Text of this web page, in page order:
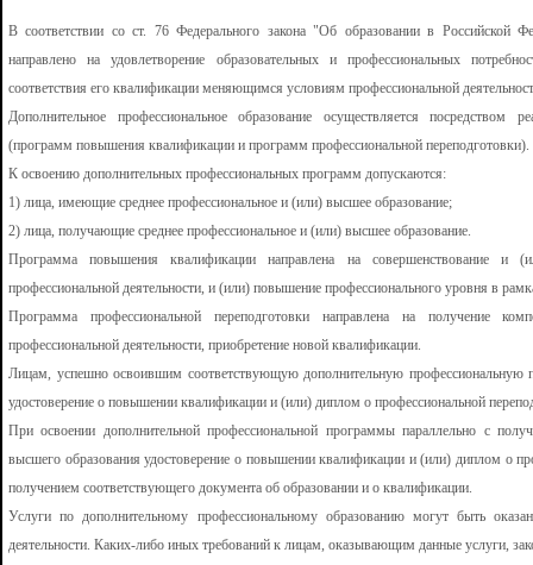
В соответствии со ст. 76 Федерального закона "Об образовании в Российской
направлено на удовлетворение образовательных и профессиональных
соответствия его квалификации меняющимся условиям профессиональной
Дополнительное профессиональное образование осуществляется посредством
(программ повышения квалификации и программ профессиональной переподготовки).
К освоению дополнительных профессиональных программ допускаются:
1) лица, имеющие среднее профессиональное и (или) высшее образование;
2) лица, получающие среднее профессиональное и (или) высшее образование.
Программа повышения квалификации направлена на совершенствование и
профессиональной деятельности, и (или) повышение профессионального уровня в
Программа профессиональной переподготовки направлена на получение
профессиональной деятельности, приобретение новой квалификации.
Лицам, успешно освоившим соответствующую дополнительную
удостоверение о повышении квалификации и (или) диплом о профессиональной
При освоении дополнительной профессиональной программы параллельно с
высшего образования удостоверение о повышении квалификации и (или) диплом о
получением соответствующего документа об образовании и о квалификации.
Услуги по дополнительному профессиональному образованию могут быть
деятельности. Каких-либо иных требований к лицам, оказывающим данные услуги,